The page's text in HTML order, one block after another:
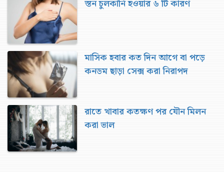
স্তন চুলকানি হওয়ার ৬ টি কারণ
মাসিক হবার কত দিন আগে বা পড়ে
কনডম ছাড়া সেক্স করা নিরাপদ
রাতে খাবার কতক্ষণ পর যৌন মিলন
করা ভাল